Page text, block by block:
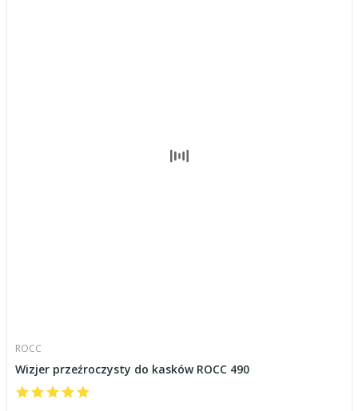
ROCC
Wizjer przeźroczysty do kasków ROCC 490